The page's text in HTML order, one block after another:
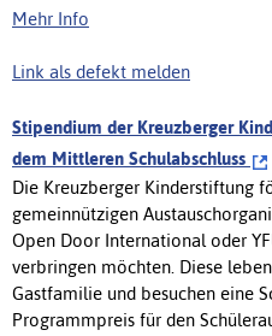
Mehr Info
Link als defekt melden
Stipendium der Kreuzberger
dem Mittleren Schulabschluss
Die Kreuzberger Kinderstiftung
gemeinnützigen
Open Door International oder
verbringen möchten. Diese
Gastfamilie und besuchen eine
Programmpreis für den